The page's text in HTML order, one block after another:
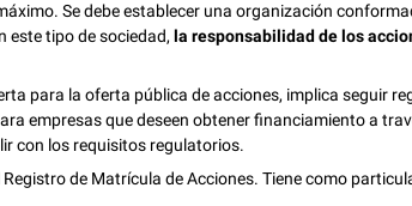
Se debe establecer una organización
este tipo de sociedad, la responsabilidad de los
para la oferta pública de acciones, implica seguir
empresas que deseen obtener financiamiento a
con los requisitos regulatorios.
de Matrícula de Acciones. Tiene como